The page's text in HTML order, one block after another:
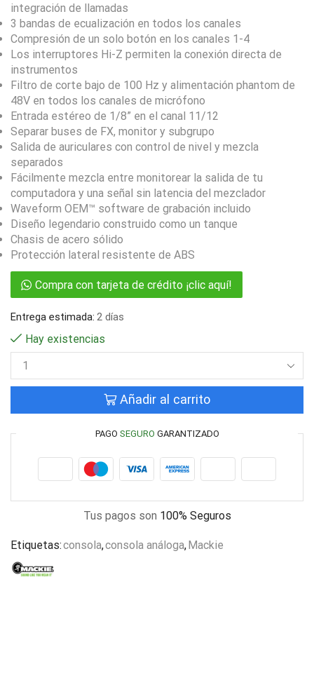
integración de llamadas
3 bandas de ecualización en todos los canales
Compresión de un solo botón en los canales 1-4
Los interruptores Hi-Z permiten la conexión directa de
instrumentos
Filtro de corte bajo de 100 Hz y alimentación phantom de
48V en todos los canales de micrófono
Entrada estéreo de 1/8” en el canal 11/12
Separar buses de FX, monitor y subgrupo
Salida de auriculares con control de nivel y mezcla
separados
Fácilmente mezcla entre monitorear la salida de tu
computadora y una señal sin latencia del mezclador
Waveform OEM™ software de grabación incluido
Diseño legendario construido como un tanque
Chasis de acero sólido
Protección lateral resistente de ABS
Compra con tarjeta de crédito ¡clic aquí!
Entrega estimada: 2 días
Hay existencias
Añadir al carrito
PAGO SEGURO GARANTIZADO
Tus pagos son 100% Seguros
Etiquetas:consola,consola análoga,Mackie